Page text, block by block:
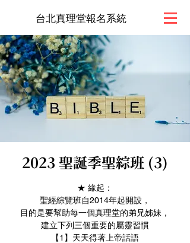
台北真理堂報名系統
2023 聖誕季聖綜班 (3)
★ 緣起：
聖經綜覽班自2014年起開設，
目的是要幫助每一個真理堂的弟兄姊妹，
建立下列三個重要的屬靈習慣
【1】天天得著上帝話語